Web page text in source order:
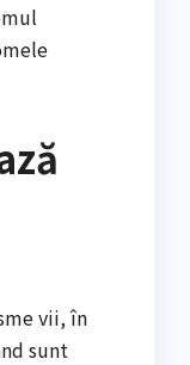
vii, în
sunt